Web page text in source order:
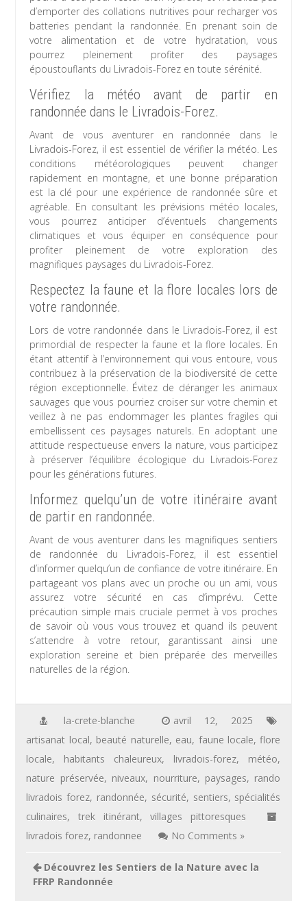
d’emporter des collations nutritives pour recharger vos
batteries pendant la randonnée. En prenant soin de
votre alimentation et de votre hydratation, vous
pourrez pleinement profiter des paysages
époustouflants du Livradois-Forez en toute sérénité.
Vérifiez la météo avant de partir en
randonnée dans le Livradois-Forez.
Avant de vous aventurer en randonnée dans le
Livradois-Forez, il est essentiel de vérifier la météo. Les
conditions météorologiques peuvent changer
rapidement en montagne, et une bonne préparation
est la clé pour une expérience de randonnée sûre et
agréable. En consultant les prévisions météo locales,
vous pourrez anticiper d’éventuels changements
climatiques et vous équiper en conséquence pour
profiter pleinement de votre exploration des
magnifiques paysages du Livradois-Forez.
Respectez la faune et la flore locales lors de
votre randonnée.
Lors de votre randonnée dans le Livradois-Forez, il est
primordial de respecter la faune et la flore locales. En
étant attentif à l’environnement qui vous entoure, vous
contribuez à la préservation de la biodiversité de cette
région exceptionnelle. Évitez de déranger les animaux
sauvages que vous pourriez croiser sur votre chemin et
veillez à ne pas endommager les plantes fragiles qui
embellissent ces paysages naturels. En adoptant une
attitude respectueuse envers la nature, vous participez
à préserver l’équilibre écologique du Livradois-Forez
pour les générations futures.
Informez quelqu’un de votre itinéraire avant
de partir en randonnée.
Avant de vous aventurer dans les magnifiques sentiers
de randonnée du Livradois-Forez, il est essentiel
d’informer quelqu’un de confiance de votre itinéraire. En
partageant vos plans avec un proche ou un ami, vous
assurez votre sécurité en cas d’imprévu. Cette
précaution simple mais cruciale permet à vos proches
de savoir où vous vous trouvez et quand ils peuvent
s’attendre à votre retour, garantissant ainsi une
exploration sereine et bien préparée des merveilles
naturelles de la région.
la-crete-blanche
avril 12, 2025
artisanat local, beauté naturelle, eau, faune locale,flore
locale, habitants chaleureux, livradois-forez, météo,
nature préservée, niveaux, nourriture, paysages, rando
livradois forez, randonnée, sécurité, sentiers, spécialités
culinaires,trek itinérant,villages pittoresques
livradois forez, randonnee No Comments »
Navigation
de
Découvrez les Sentiers de la Nature avec la
FFRP Randonnée